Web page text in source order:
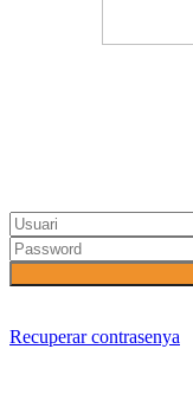
Recuperar contrasenya